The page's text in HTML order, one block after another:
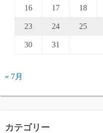
16 17 18
23 24 25
30 31
« 7月
カテゴリー